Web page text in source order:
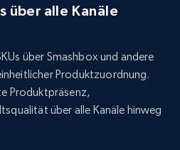
Product description,
Initial price, Discount,
Jetzt anfangen
über alle Kanäle
über Smashbox und andere
Produktzuordnung.
Produktpräsenz,
über alle Kanäle hinweg